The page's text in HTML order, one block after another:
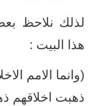
لذلك نلاحظ
هذا البيت :
(وانما الامم
ذهبت اخلاقهم